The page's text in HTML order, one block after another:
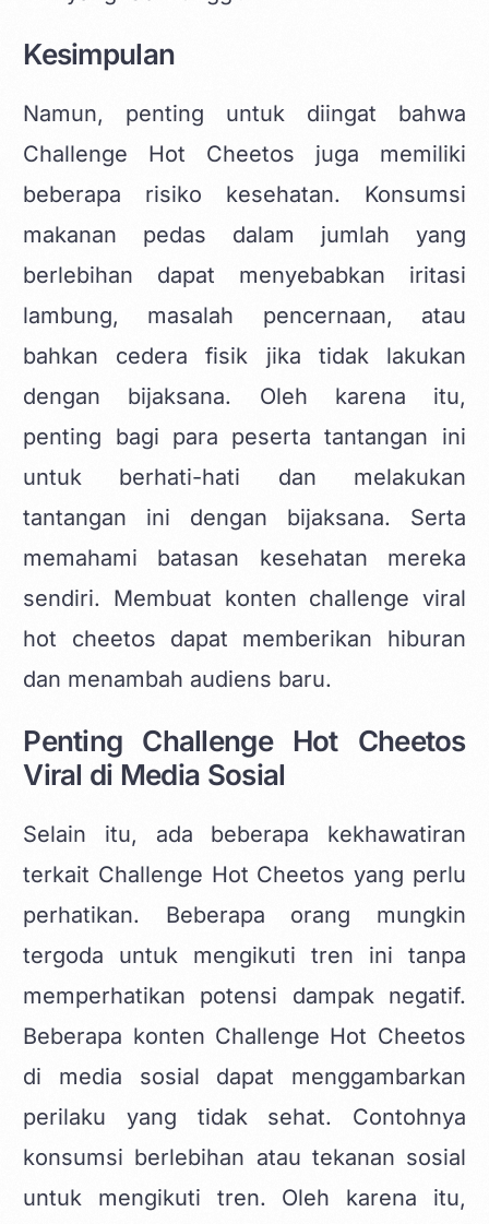
Kesimpulan
Namun, penting untuk diingat bahwa
Challenge Hot Cheetos juga memiliki
beberapa risiko kesehatan. Konsumsi
makanan pedas dalam jumlah yang
berlebihan dapat menyebabkan iritasi
lambung, masalah pencernaan, atau
bahkan cedera fisik jika tidak lakukan
dengan bijaksana. Oleh karena itu,
penting bagi para peserta tantangan ini
untuk berhati-hati dan melakukan
tantangan ini dengan bijaksana. Serta
memahami batasan kesehatan mereka
sendiri. Membuat konten challenge viral
hot cheetos dapat memberikan hiburan
dan menambah audiens baru.
Penting Challenge Hot Cheetos
Viral di Media Sosial
Selain itu, ada beberapa kekhawatiran
terkait Challenge Hot Cheetos yang perlu
perhatikan. Beberapa orang mungkin
tergoda untuk mengikuti tren ini tanpa
memperhatikan potensi dampak negatif.
Beberapa konten Challenge Hot Cheetos
di media sosial dapat menggambarkan
perilaku yang tidak sehat. Contohnya
konsumsi berlebihan atau tekanan sosial
untuk mengikuti tren. Oleh karena itu,